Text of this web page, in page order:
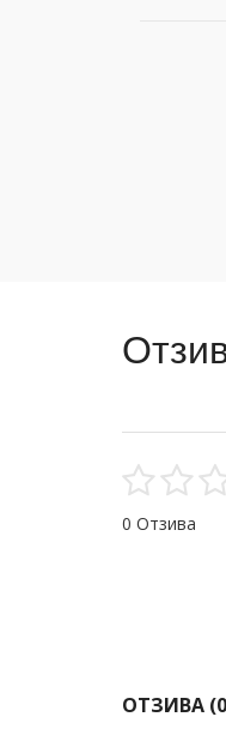
0 Отзива
ОТЗИВА (0